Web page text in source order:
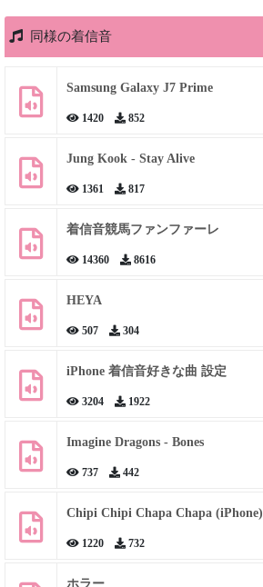
同様の着信音
Samsung Galaxy J7 Prime
1420 852
Jung Kook - Stay Alive
1361 817
着信音競馬ファンファーレ
14360 8616
HEYA
507 304
iPhone 着信音好きな曲 設定
3204 1922
Imagine Dragons - Bones
737 442
Chipi Chipi Chapa Chapa (iPhone)
1220 732
ホラー